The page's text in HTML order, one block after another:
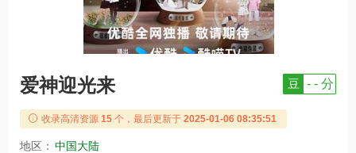
爱神迎光来 豆 - - 分
收录高清资源 15 个，最后更新于 2025-01-06 08:35:51
地区： 中国大陆